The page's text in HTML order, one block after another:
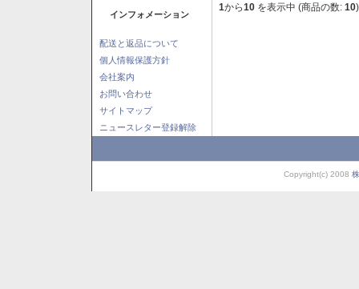
インフォメーション
配送と返品について
個人情報保護方針
会社案内
お問い合わせ
サイトマップ
ニュースレター登録解除
1から10 を表示中 (商品の数: 10)
Copyright(c) 2008